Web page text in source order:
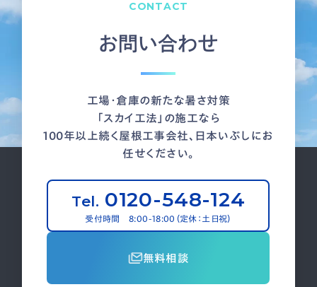
CONTACT
お問い合わせ
工場・倉庫の新たな暑さ対策
「スカイ工法」の施工なら
100年以上続く屋根工事会社、日本いぶしにお
任せください。
Tel. 0120-548-124
受付時間 8:00-18:00（定休：土日祝）
無料相談